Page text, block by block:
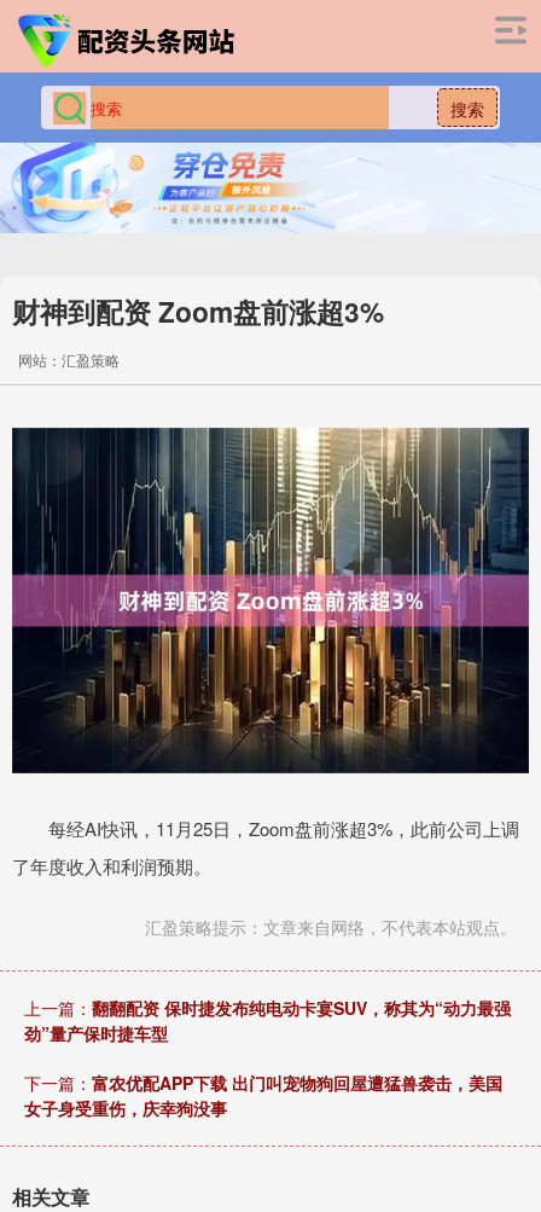
搜索
财神到配资 Zoom盘前涨超3%
网站：汇盈策略
每经AI快讯，11月25日，Zoom盘前涨超3%，此前公司上调
了年度收入和利润预期。
汇盈策略提示：文章来自网络，不代表本站观点。
上一篇： 翻翻配资 保时捷发布纯电动卡宴SUV，称其为“动力最强
劲”量产保时捷车型
下一篇： 富农优配APP下载 出门叫宠物狗回屋遭猛兽袭击，美国
女子身受重伤，庆幸狗没事
相关文章